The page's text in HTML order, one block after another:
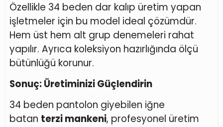
Özellikle 34 beden dar kalıp üretim yapan
işletmeler için bu model ideal çözümdür.
Hem üst hem alt grup denemeleri rahat
yapılır. Ayrıca koleksiyon hazırlığında ölçü
bütünlüğü korunur.
Sonuç: Üretiminizi Güçlendirin
34 beden pantolon giyebilen iğne
batan terzi mankeni, profesyonel üretim